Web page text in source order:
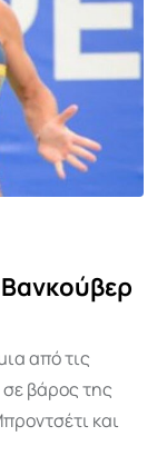
από τις
βάρος της
και